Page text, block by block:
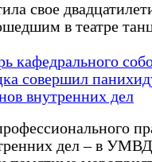
свое
в театре
кафедрального
совершил
внутренних дел
дел – в